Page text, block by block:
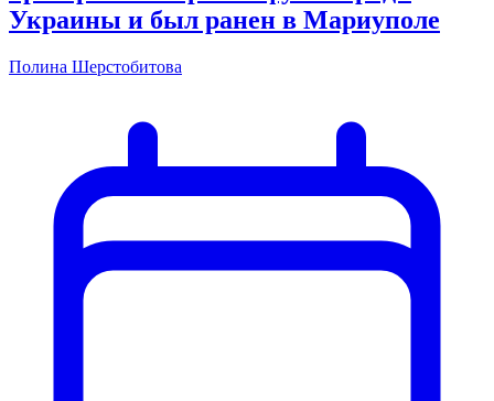
Украины и был ранен в Мариуполе
Полина Шерстобитова